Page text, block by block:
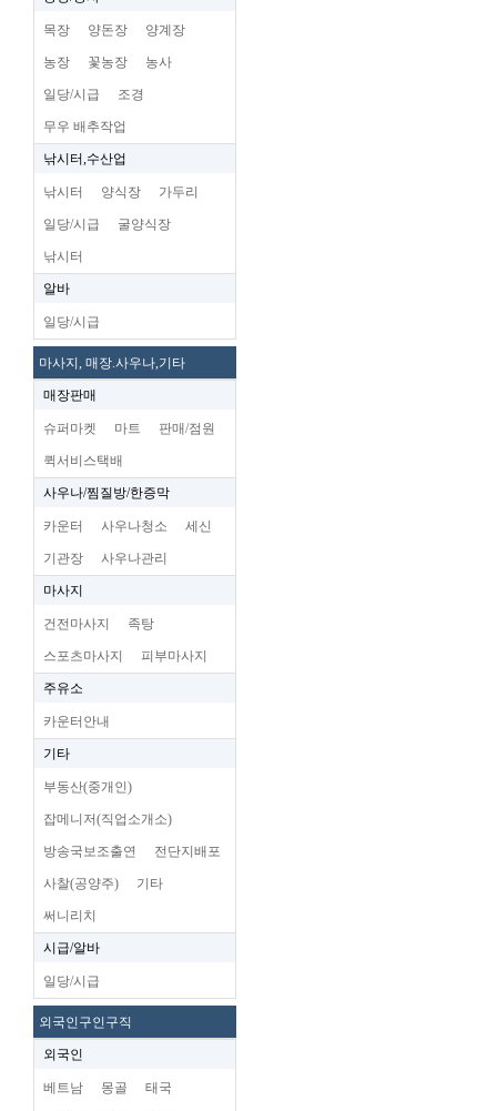
목장 양돈장 양계장
농장 꽃농장 농사
일당/시급 조경
무우 배추작업
낚시터,수산업
낚시터 양식장 가두리
일당/시급 굴양식장
낚시터
알바
일당/시급
마사지, 매장.사우나,기타
매장판매
슈퍼마켓 마트 판매/점원
퀵서비스택배
사우나/찜질방/한증막
카운터 사우나청소 세신
기관장 사우나관리
마사지
건전마사지 족탕
스포츠마사지 피부마사지
주유소
카운터안내
기타
부동산(중개인)
잡메니저(직업소개소)
방송국보조출연 전단지배포
사찰(공양주) 기타
써니리치
시급/알바
일당/시급
외국인구인구직
외국인
베트남 몽골 태국